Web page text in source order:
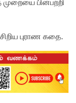
புராண கதை.